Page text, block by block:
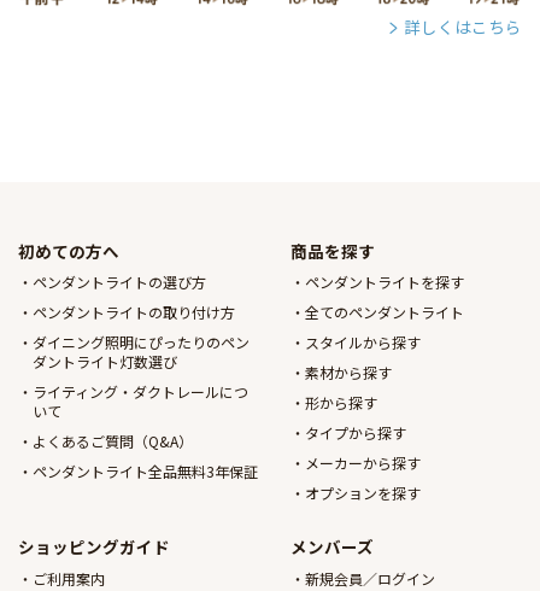
詳しくはこちら
初めての方へ
ペンダントライトの選び方
ペンダントライトの取り付け方
ダイニング照明にぴったりのペン
ダントライト灯数選び
ライティング・ダクトレールにつ
いて
よくあるご質問（Q&A）
ペンダントライト全品無料3年保証
商品を探す
ペンダントライトを探す
全てのペンダントライト
スタイルから探す
素材から探す
形から探す
タイプから探す
メーカーから探す
オプションを探す
ショッピングガイド
ご利用案内
メンバーズ
新規会員／ログイン